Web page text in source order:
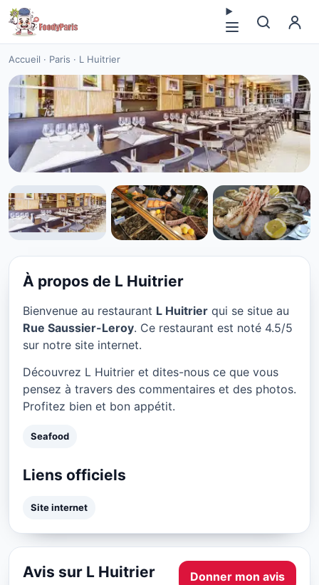
Accueil · Paris · L Huitrier
SEAFOOD
L Huitrier à Paris
★ 4.5/5
À propos de L Huitrier
Bienvenue au restaurant L Huitrier qui se situe au
Rue Saussier-Leroy. Ce restaurant est noté 4.5/5
sur notre site internet.
Découvrez L Huitrier et dites-nous ce que vous
pensez à travers des commentaires et des photos.
Profitez bien et bon appétit.
Seafood
Liens officiels
Site internet
Avis sur L Huitrier Donner mon avis